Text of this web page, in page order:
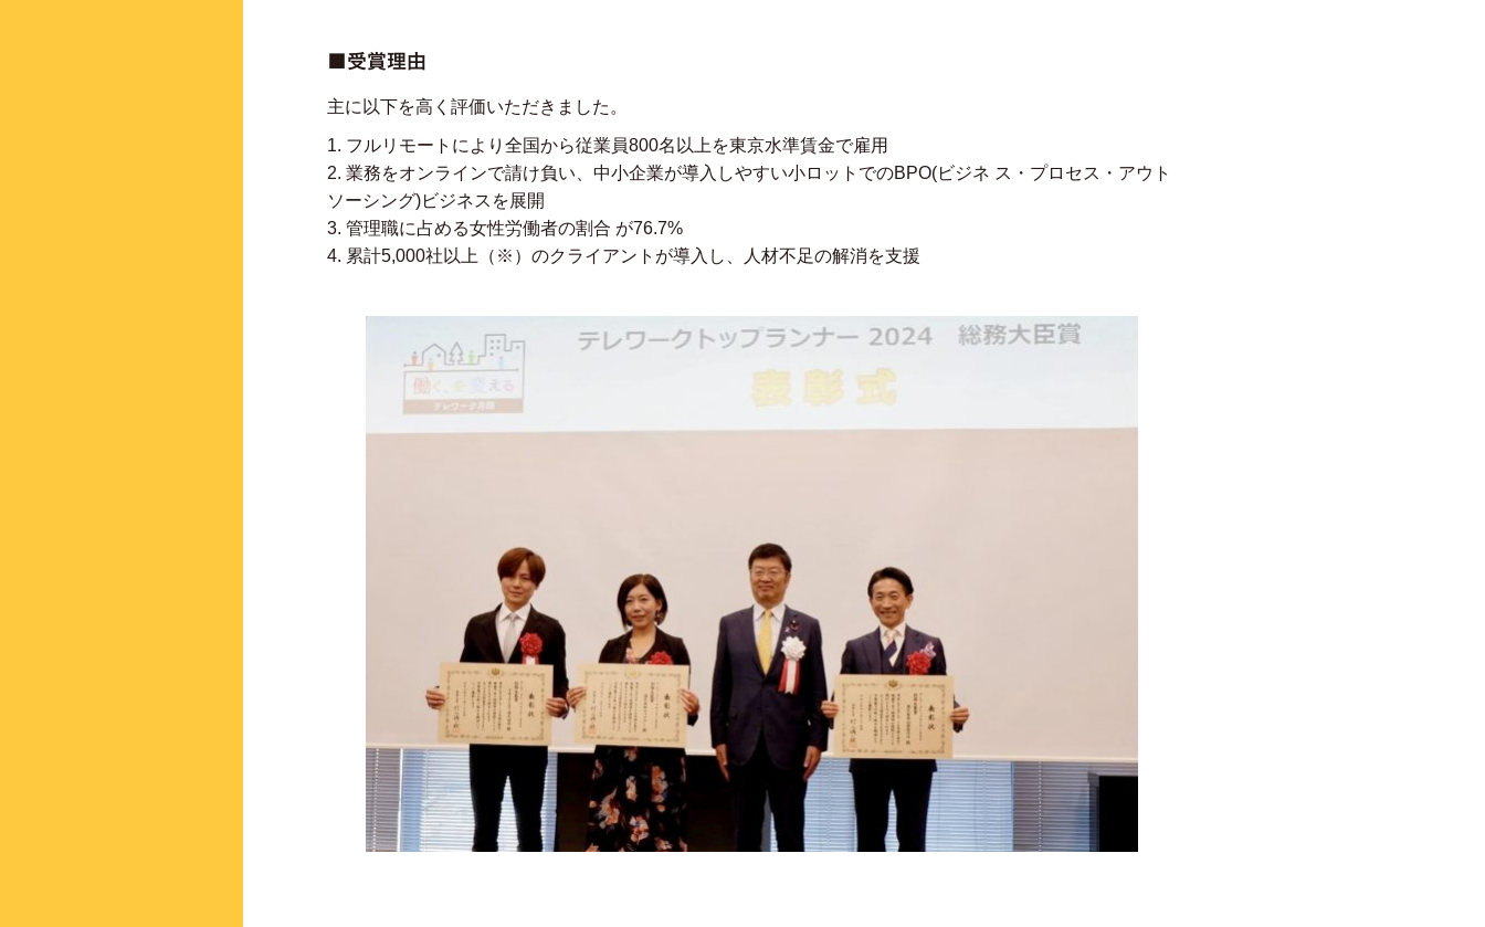
■受賞理由
主に以下を高く評価いただきました。
1. フルリモートにより全国から従業員800名以上を東京水準賃金で雇用
2. 業務をオンラインで請け負い、中小企業が導入しやすい小ロットでのBPO(ビジネ ス・プロセス・アウト
ソーシング)ビジネスを展開
3. 管理職に占める女性労働者の割合 が76.7%
4. 累計5,000社以上（※）のクライアントが導入し、人材不足の解消を支援